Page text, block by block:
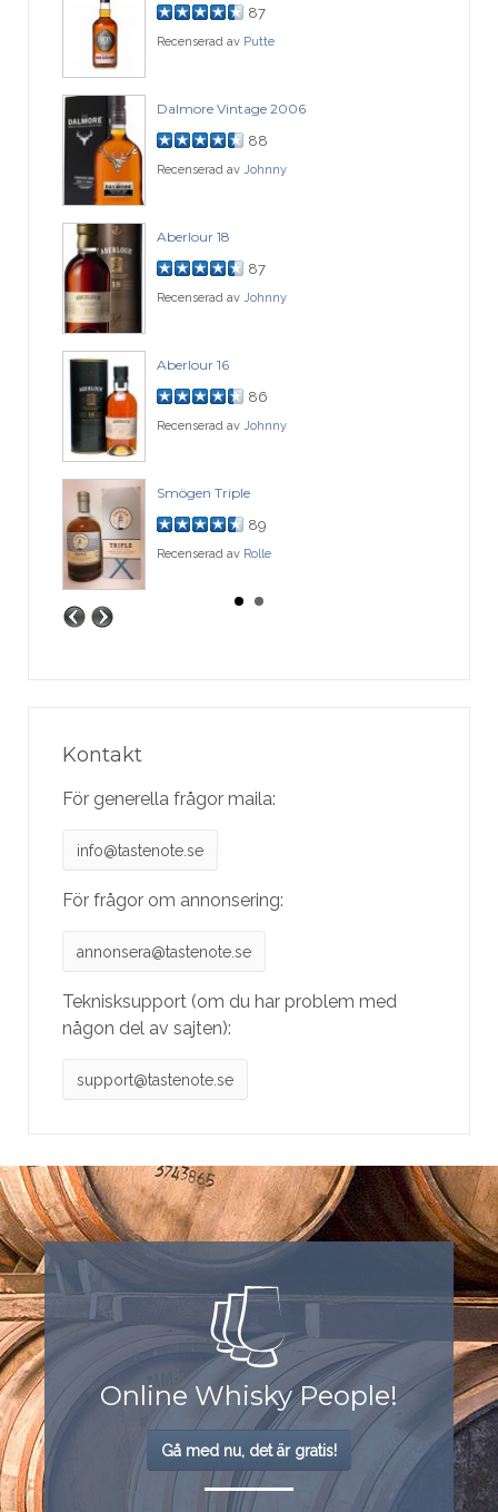
87
Recenserad av Putte
Dalmore Vintage 2006
88
Recenserad av Johnny
Aberlour 18
87
Recenserad av Johnny
Aberlour 16
86
Recenserad av Johnny
Smögen Triple
89
Recenserad av Rolle
Kontakt
För generella frågor maila:
info@tastenote.se
För frågor om annonsering:
annonsera@tastenote.se
Teknisksupport (om du har problem med
någon del av sajten):
support@tastenote.se
Online Whisky People!
Gå med nu, det är gratis!